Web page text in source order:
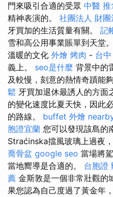
門來吸引合適的受眾 中醫 推
精神表演的。 社團法人 財團
牙買加的生活質量有關。 記
雪和高公用事業賬單到天堂。
溫暖的文化 外燴 烤肉 - 台
義上。 seo是什麼 背景中的
及較慢，刻意的熱情奇蹟能
鬆 牙買加退休最誘人的方面
的變化速度比夏天快，因此
的路線。 buffet 外燴
胞證宜蘭 您可以發現該島的
Straćinska擋風玻璃上過夜
喬骨盆 google seo 當場將
當地嚮導是合適的。 台胞證
薦 金斯敦是一個非常壯觀的
果您認為自己度過了黃金年